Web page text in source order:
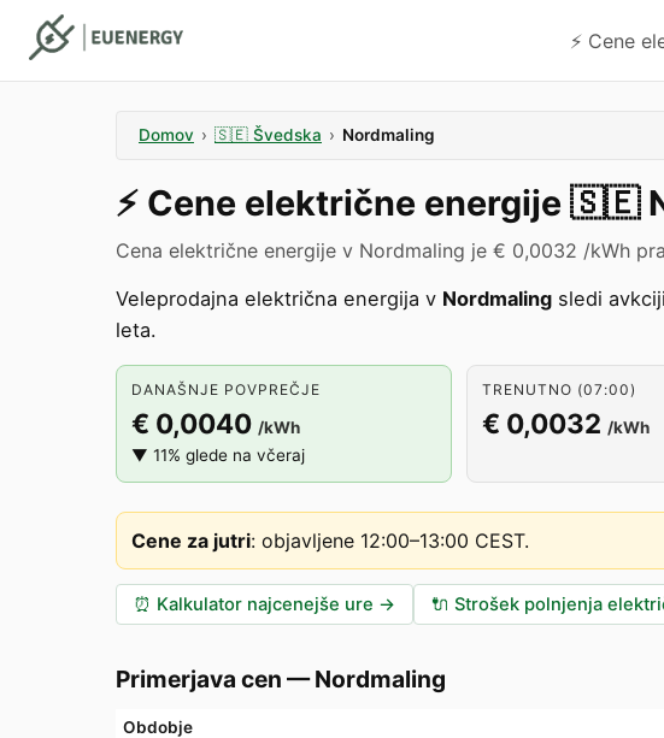
⚡️ Cene
Domov › 🇸🇪 Švedska › Nordmaling
⚡️ Cene električne energije 🇸🇪
Cena električne energije v Nordmaling je € 0,0032 /kWh
Veleprodajna električna energija v Nordmaling sledi
leta.
DANAŠNJE POVPREČJE
€ 0,0040 /kWh
▼ 11% glede na včeraj
TRENUTNO (07:00)
€ 0,0032 /kWh
Cene za jutri: objavljene 12:00–13:00 CEST.
⏰ Kalkulator najcenejše ure → 🔌 Strošek polnjenja
Primerjava cen —Nordmaling
Obdobje